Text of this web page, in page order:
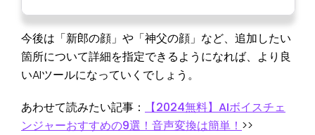
今後は「新郎の顔」や「神父の顔」など、追加したい
箇所について詳細を指定できるようになれば、より良
いAIツールになっていくでしょう。
あわせて読みたい記事：
【2024無料】AIボイスチェ
ンジャーおすすめの9選！音声変換は簡単！ >>